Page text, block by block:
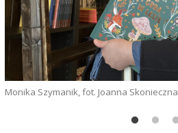
Monika Szymanik, fot. Joanna Skonieczna